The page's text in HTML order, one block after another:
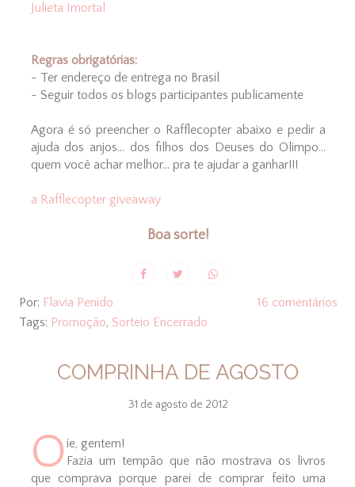
Julieta Imortal
Regras obrigatórias:
- Ter endereço de entrega no Brasil
- Seguir todos os blogs participantes publicamente
Agora é só preencher o Rafflecopter abaixo e pedir a
ajuda dos anjos... dos filhos dos Deuses do Olimpo...
quem você achar melhor... pra te ajudar a ganhar!!!
a Rafflecopter giveaway
Boa sorte!
Por: Flavia Penido
16 comentários
Tags: Promoção, Sorteio Encerrado
COMPRINHA DE AGOSTO
31 de agosto de 2012
Oie, gentem!
Fazia um tempão que não mostrava os livros
que comprava porque parei de comprar feito uma